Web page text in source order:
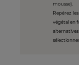
mousse).
Repérez
végétal en